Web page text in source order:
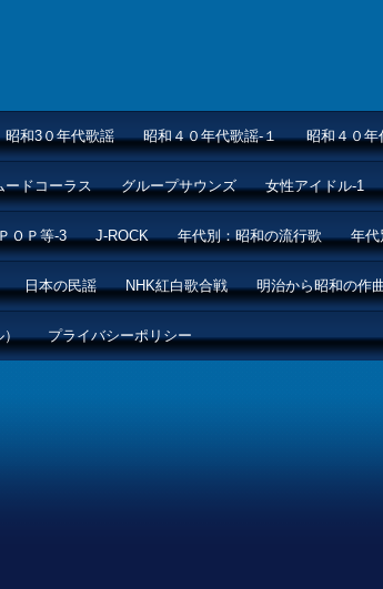
昭和3０年代歌謡 昭和４０年代歌謡-１ 昭和４０年
ードコーラス グループサウンズ 女性アイドル-1
ＯＰ等-3 J-ROCK 年代別：昭和の流行歌 年代
日本の民謡 NHK紅白歌合戦 明治から昭和の作
） プライバシーポリシー